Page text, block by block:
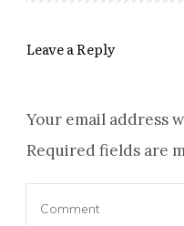
Leave a Reply
Your email address
Required fields are